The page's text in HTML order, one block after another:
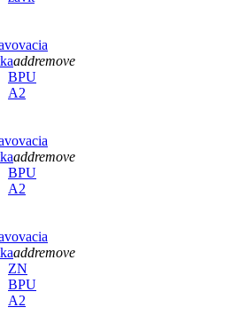
addremove
BPU
A2
addremove
BPU
A2
addremove
ZN
BPU
A2